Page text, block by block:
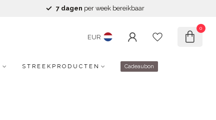
7 dagen per week bereikbaar
EUR
0
STREEKPRODUCTEN Cadeaubon